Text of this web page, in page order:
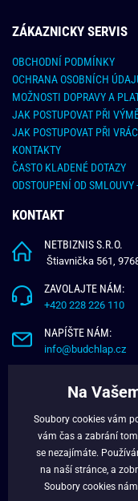
ZÁKAZNICKY SERVIS
OBCHODNÍ PODMÍNKY
OCHRANA OSOBNÍCH
MOŽNOSTI DOPRAVY A
JAK POSTUPOVAT PŘI
JAK POSTUPOVAT PŘI
KONTAKTY
ČASTO KLADENÉ DOTAZY
ODSTOUPENÍ OD
KONTAKT
NETBIZNIS S.R.O.
Štiavnička 561,
ZAVOLAJTE NÁM:
+420 228 226 110
NAPÍŠTE NÁM:
info@budchlap.cz
VĚRNOSTNÍ PROGRAM
FACEBOOK
Na
Soubory cookies vám
vám čas a zabrání
se nezajímáte.
na naší stránce, a
Soubory cookies